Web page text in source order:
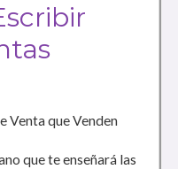
Venta que Venden
que te enseñará las